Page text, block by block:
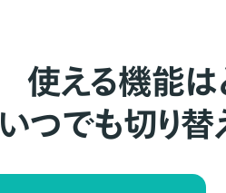
使える機能は
いつでも切り替